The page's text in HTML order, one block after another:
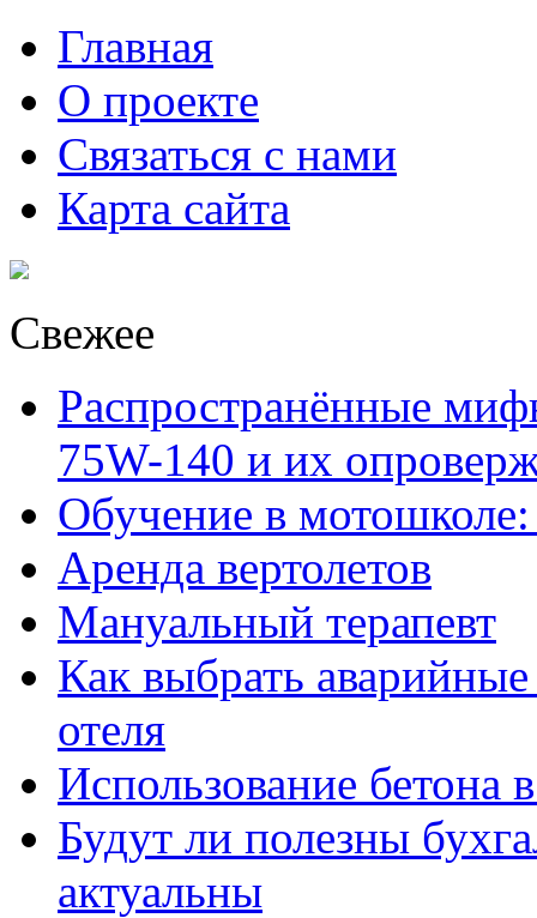
Главная
О проекте
Связаться с нами
Карта сайта
Свежее
Распространённые
75W-140 и их
Обучение в
Аренда вертолетов
Мануальный терапевт
Как выбрать
отеля
Использование бетона
Будут ли полезны
актуальны